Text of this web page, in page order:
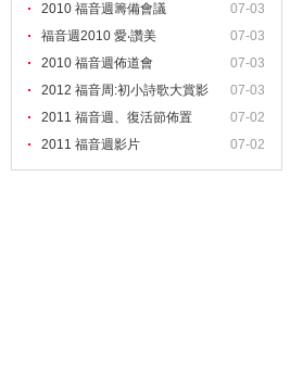
07-03
2010 福音週籌備會議
07-03
福音週2010 愛‧讚美
07-03
2010 福音週佈道會
07-03
2012 福音周:初小詩歌大賞影
07-02
2011 福音週、復活節佈置
07-02
2011 福音週影片